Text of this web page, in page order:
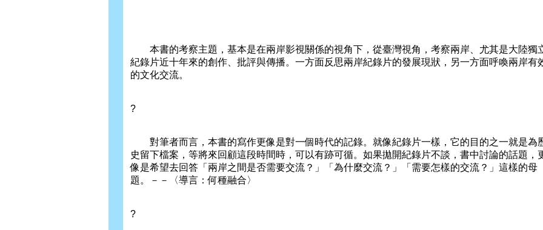
本書的考察主題，基本是在兩岸影視關係的視角下，從臺灣視角，考察兩岸、尤其是大陸獨
紀錄片近十年來的創作、批評與傳播。一方面反思兩岸紀錄片的發展現狀，另一方面呼喚兩岸有
的文化交流。
?
對筆者而言，本書的寫作更像是對一個時代的記錄。就像紀錄片一樣，它的目的之一就是為
史留下檔案，等將來回顧這段時間時，可以有跡可循。如果拋開紀錄片不談，書中討論的話題，
像是希望去回答「兩岸之間是否需要交流？」「為什麼交流？」「需要怎樣的交流？」這樣的母
題。－－〈導言：何種融合〉
?